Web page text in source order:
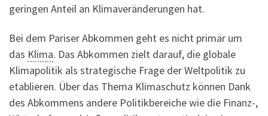
geringen Anteil an Klimaveränderungen hat.
Bei dem Pariser Abkommen geht es nicht primär um
das Klima. Das Abkommen zielt darauf, die globale
Klimapolitik als strategische Frage der Weltpolitik zu
etablieren. Über das Thema Klimaschutz können Dank
des Abkommens andere Politikbereiche wie die Finanz-,